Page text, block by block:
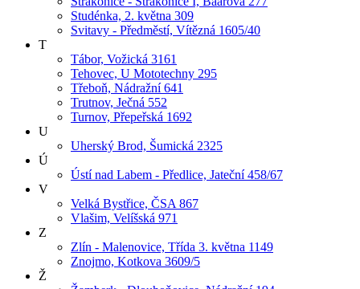
Studénka, 2. května 309
Svitavy - Předměstí, Vítězná 1605/40
T
Tábor, Vožická 3161
Tehovec, U Mototechny 295
Třeboň, Nádražní 641
Trutnov, Ječná 552
Turnov, Přepeřská 1692
U
Uherský Brod, Šumická 2325
Ú
Ústí nad Labem - Předlice, Jateční 458/67
V
Velká Bystřice, ČSA 867
Vlašim, Velíšská 971
Z
Zlín - Malenovice, Třída 3. května 1149
Znojmo, Kotkova 3609/5
Ž